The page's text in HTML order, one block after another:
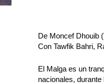
De Moncef Dhouib
Con Tawfik Bahri,
El Malga es un
nacionales,